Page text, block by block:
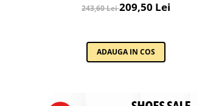
STREAMLINE, ST.1.10116.2
243,60 Lei209,50 Lei
ADAUGA IN COS